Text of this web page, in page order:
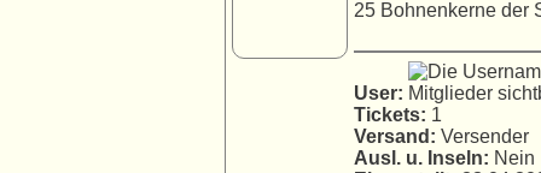
25 Bohnenkerne der
User:
Tickets: 1
Versand: Versender
Ausl. u. Inseln: Nein